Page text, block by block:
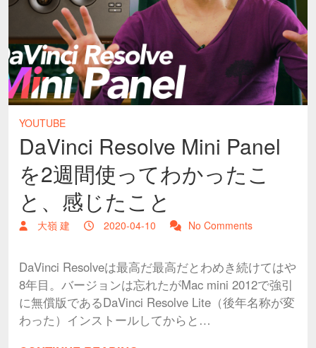
YOUTUBE
DaVinci Resolve Mini Panel
を2週間使ってわかったこ
と、感じたこと
大嶺 建 2020-04-10 No Comments
DaVinci Resolveは最高だ最高だとわめき続けてはや
8年目。バージョンは忘れたがMac mini 2012で強引
に無償版であるDaVinci Resolve Lite（後年名称が変
わった）インストールしてからと…